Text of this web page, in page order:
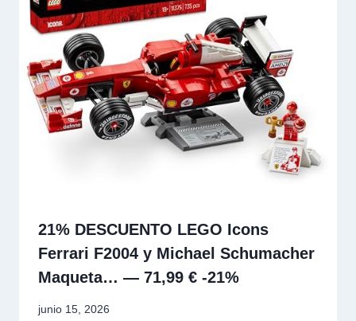
21% DESCUENTO LEGO Icons
Ferrari F2004 y Michael Schumacher
Maqueta… — 71,99 € -21%
junio 15, 2026